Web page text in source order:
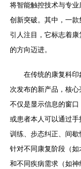
将智能触控技术与专
创新突破。其中，一
引人注目，它标志着
的方向迈进。
在传统的康复科
次发布的新产品，核
不仅是显示信息的窗
或患者本人可以通过
训练、步态纠正、间
针对不同康复阶段（如
和不同疾病需求（如